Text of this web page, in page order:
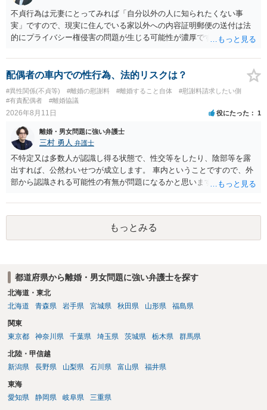
不貞行為は元妻にとってみれば「自分以外の人に知られたくない事
実」ですので、現実に住んでいる家以外への内容証明郵便の送付は法
的にプライバシー権侵害の問題が生じる可能性が濃厚です。ですの
配偶者の車内での性行為、法的リスクは？
#異性関係(不貞等) #離婚の慰謝料 #離婚すること自体
#慰謝料請求したい側
#有責配偶者
#離婚協議
2026年8月11日 役にたった 1
離婚・男女問題に強い弁護士
三村 勇人 弁護士
不特定又は多数人が認識し得る状態で、性交等をしたり、陰部等を露
出すれば、公然わいせつが成立します。 車内ということですので、外
部から認識される可能性の有無が問題になるかと思います。
もっとみる
都道府県から離婚・男女問題に強い弁護士を探す
北海道・東北
北海道
青森県 岩手県 宮城県 秋田県 山形県 福島県
関東
東京都
神奈川県 千葉県 埼玉県 茨城県 栃木県 群馬県
北陸・甲信越
新潟県
長野県 山梨県 石川県 富山県 福井県
東海
愛知県
静岡県 岐阜県 三重県